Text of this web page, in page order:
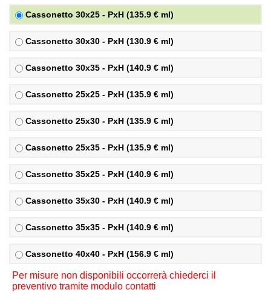
Cassonetto 30x25 - PxH (135.9 € ml)
Cassonetto 30x30 - PxH (130.9 € ml)
Cassonetto 30x35 - PxH (140.9 € ml)
Cassonetto 25x25 - PxH (135.9 € ml)
Cassonetto 25x30 - PxH (135.9 € ml)
Cassonetto 25x35 - PxH (135.9 € ml)
Cassonetto 35x25 - PxH (140.9 € ml)
Cassonetto 35x30 - PxH (140.9 € ml)
Cassonetto 35x35 - PxH (140.9 € ml)
Cassonetto 40x40 - PxH (156.9 € ml)
Per misure non disponibili occorrerà chiederci il
preventivo tramite modulo contatti